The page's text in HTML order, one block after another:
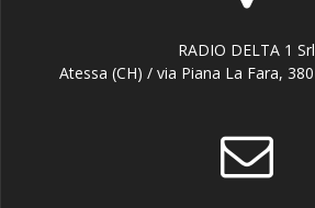
RADIO DELTA 1 Srl
Atessa (CH) / via Piana La Fara, 380